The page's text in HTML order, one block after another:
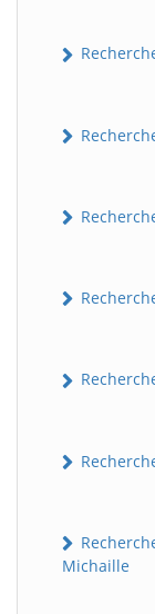
Michaille